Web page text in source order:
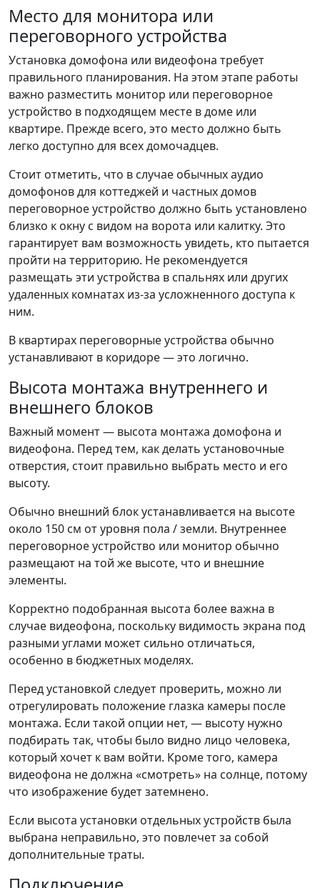
Место для монитора или
переговорного устройства
Установка домофона или видеофона требует
правильного планирования. На этом этапе работы
важно разместить монитор или переговорное
устройство в подходящем месте в доме или
квартире. Прежде всего, это место должно быть
легко доступно для всех домочадцев.
Стоит отметить, что в случае обычных аудио
домофонов для коттеджей и частных домов
переговорное устройство должно быть установлено
близко к окну с видом на ворота или калитку. Это
гарантирует вам возможность увидеть, кто пытается
пройти на территорию. Не рекомендуется
размещать эти устройства в спальнях или других
удаленных комнатах из-за усложненного доступа к
ним.
В квартирах переговорные устройства обычно
устанавливают в коридоре — это логично.
Высота монтажа внутреннего и
внешнего блоков
Важный момент — высота монтажа домофона и
видеофона. Перед тем, как делать установочные
отверстия, стоит правильно выбрать место и его
высоту.
Обычно внешний блок устанавливается на высоте
около 150 см от уровня пола / земли. Внутреннее
переговорное устройство или монитор обычно
размещают на той же высоте, что и внешние
элементы.
Корректно подобранная высота более важна в
случае видеофона, поскольку видимость экрана под
разными углами может сильно отличаться,
особенно в бюджетных моделях.
Перед установкой следует проверить, можно ли
отрегулировать положение глазка камеры после
монтажа. Если такой опции нет, — высоту нужно
подбирать так, чтобы было видно лицо человека,
который хочет к вам войти. Кроме того, камера
видеофона не должна «смотреть» на солнце, потому
что изображение будет затемнено.
Если высота установки отдельных устройств была
выбрана неправильно, это повлечет за собой
дополнительные траты.